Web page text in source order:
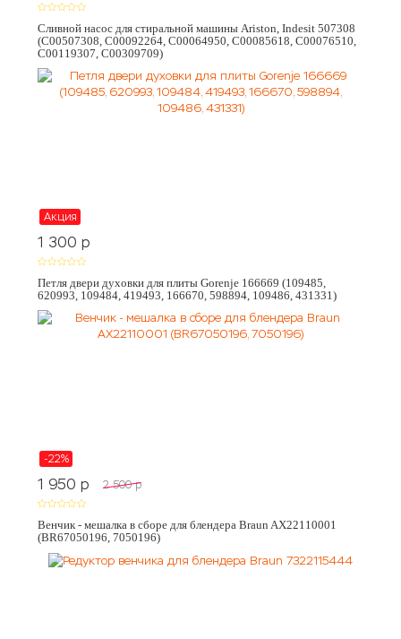
Сливной насос для стиральной машины Ariston, Indesit 507308
(C00507308, C00092264, C00064950, C00085618, C00076510,
C00119307, C00309709)
Акция
1 300 p
Петля двери духовки для плиты Gorenje 166669 (109485,
620993, 109484, 419493, 166670, 598894, 109486, 431331)
-22%
1 950 p 2 500 p
Венчик - мешалка в сборе для блендера Braun AX22110001
(BR67050196, 7050196)